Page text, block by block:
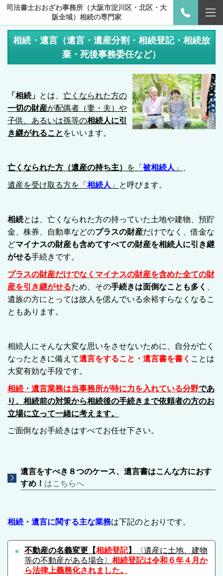
司法書士おおざわ事務所（大阪市淀川区・北区・大
阪全域）相続の専門家
相続・遺言（遺言・遺産分割・相続登記・相続放
棄・死後事務委任など）
「 相続 」 とは、 亡くなられた方の
一切の財産が配偶者（妻・夫）や
子供、あるいは孫等の相続人に引
き継がれること をいいます。
亡くなられた方（遺産の持ち主） を「 被相続人 」
遺産を受け取る方を「 相続人 」 と呼びます。
相続とは、亡くなられた方の持っていた土地や建物、預貯
金、株券、自動車などのプラスの財産だけでなく、借金な
どマイナスの財産も含めてすべての財産を相続人に引き継
がせる手続きです。
プラスの財産だけでなくマイナスの財産を含めた全ての財
産を引き継がせるため、その手続きは面倒なことも多く
遺族の方にとっては故人を偲んでいる余裕すらなくなるこ
ともあります。
相続人にそんな大変な思いをさせないために、自分が亡く
なったときに備えて遺言をすること・遺言書を書く ことは
大変有効な手段です。
相続・遺言業務は当事務所が特に力を入れている分野であ
り、相続前の対策から相続後の手続きまで依頼者の方のお
立場に立って一緒に考えます。
ご面倒なお手続きはすべてお任せ下さい。
遺言をすべき８つのケース、遺言書はこんな方におす
すめ！ はこちらへ
相続・遺言に関する主な業務は下記のとおりです。
不動産の名義変更【相続登記】
〈遺産に土地、建物
等の不動産がある場合〉 相続登記は令和６年４月か
ら法律上義務化されました。